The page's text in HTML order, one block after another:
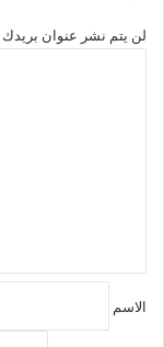
لن يتم نشر عنوان بريدك
الاسم